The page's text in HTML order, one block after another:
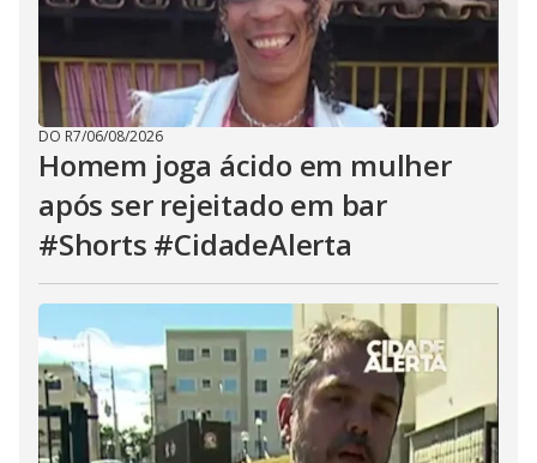
DO R7/06/08/2026
Homem joga ácido em mulher
após ser rejeitado em bar
#Shorts #CidadeAlerta